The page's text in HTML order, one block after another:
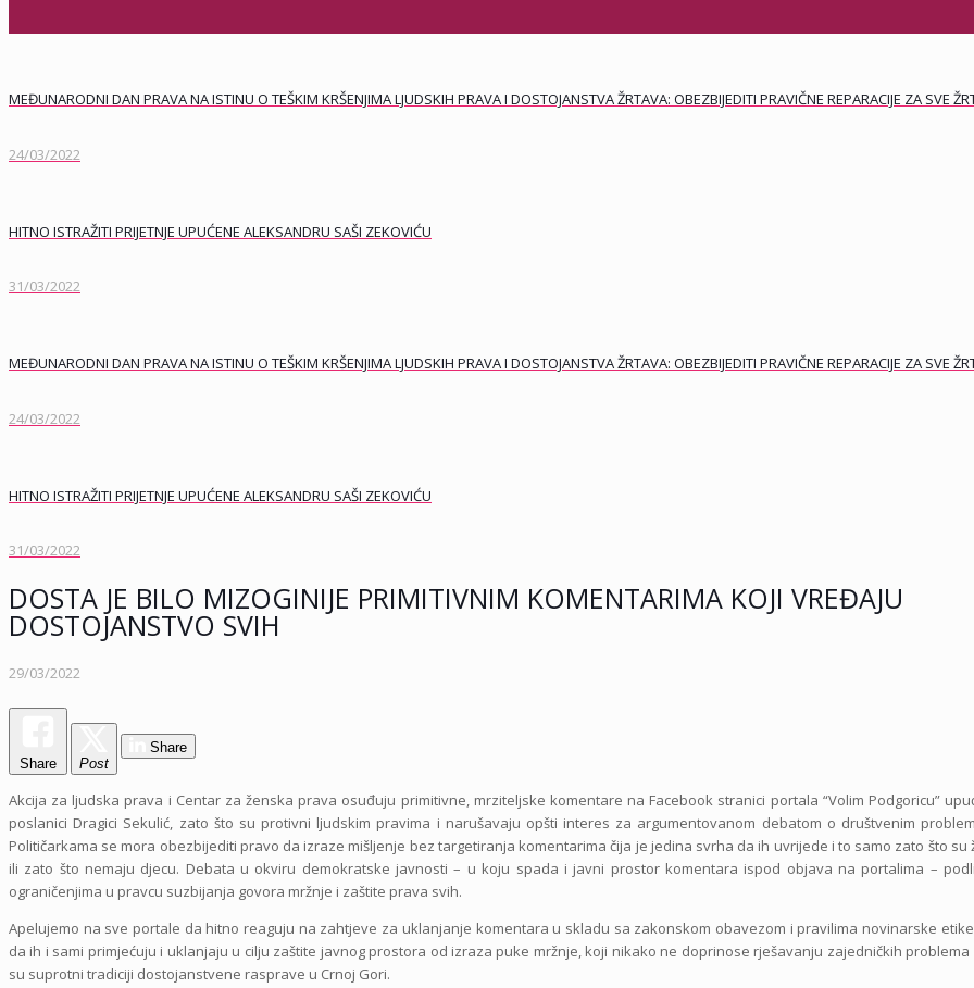
MEĐUNARODNI DAN PRAVA NA ISTINU O TEŠKIM KRŠENJIMA LJUDSKIH PRAVA I DOSTOJANSTVA ŽRTAVA: OBEZBIJEDITI PRAVIČNE REPARACIJE ZA SVE
24/03/2022
HITNO ISTRAŽITI PRIJETNJE UPUĆENE ALEKSANDRU SAŠI ZEKOVIĆU
31/03/2022
MEĐUNARODNI DAN PRAVA NA ISTINU O TEŠKIM KRŠENJIMA LJUDSKIH PRAVA I DOSTOJANSTVA ŽRTAVA: OBEZBIJEDITI PRAVIČNE REPARACIJE ZA SVE
24/03/2022
HITNO ISTRAŽITI PRIJETNJE UPUĆENE ALEKSANDRU SAŠI ZEKOVIĆU
31/03/2022
DOSTA JE BILO MIZOGINIJE PRIMITIVNIM KOMENTARIMA KOJI VREĐAJU
DOSTOJANSTVO SVIH
29/03/2022
Share Post
Share
Akcija za ljudska prava i Centar za ženska prava osuđuju primitivne, mrziteljske komentare na Facebook stranici portala “Volim Podgoricu”
poslanici Dragici Sekulić, zato što su protivni ljudskim pravima i narušavaju opšti interes za argumentovanom debatom o društvenim
Političarkama se mora obezbijediti pravo da izraze mišljenje bez targetiranja komentarima čija je jedina svrha da ih uvrijede i to samo zato što su
ili zato što nemaju djecu. Debata u okviru demokratske javnosti – u koju spada i javni prostor komentara ispod objava na portalima –
ograničenjima u pravcu suzbijanja govora mržnje i zaštite prava svih.
Apelujemo na sve portale da hitno reaguju na zahtjeve za uklanjanje komentara u skladu sa zakonskom obavezom i pravilima novinarske
da ih i sami primjećuju i uklanjaju u cilju zaštite javnog prostora od izraza puke mržnje, koji nikako ne doprinose rješavanju zajedničkih problema
su suprotni tradiciji dostojanstvene rasprave u Crnoj Gori.